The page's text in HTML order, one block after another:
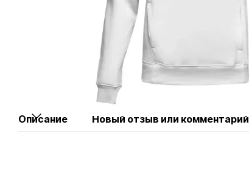
Описание Новый отзыв или комментарий